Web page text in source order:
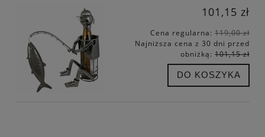
101,15 zł
Cena regularna: 119,00 zł
Najniższa cena z 30 dni przed
obniżką: 101,15 zł
DO KOSZYKA